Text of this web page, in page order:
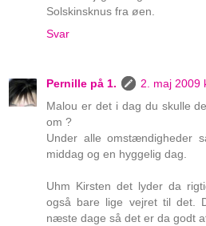
Solskinsknus fra øen.
Svar
Pernille på 1.
2. maj 2009
Malou er det i dag du skulle
om ?
Under alle omstændigheder
middag og en hyggelig dag.
Uhm Kirsten det lyder da
også bare lige vejret til det.
næste dage så det er da godt